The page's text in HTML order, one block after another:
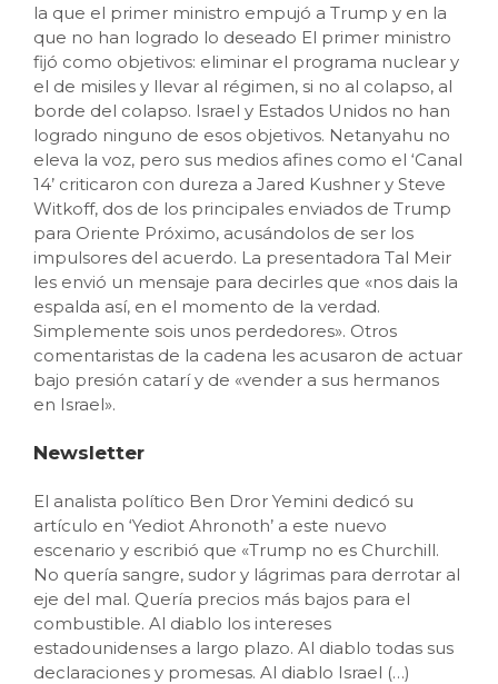
la que el primer ministro empujó a Trump y en la
que no han logrado lo deseado El primer ministro
fijó como objetivos: eliminar el programa nuclear y
el de misiles y llevar al régimen, si no al colapso, al
borde del colapso. Israel y Estados Unidos no han
logrado ninguno de esos objetivos. Netanyahu no
eleva la voz, pero sus medios afines como el ‘Canal
14’ criticaron con dureza a Jared Kushner y Steve
Witkoff, dos de los principales enviados de Trump
para Oriente Próximo, acusándolos de ser los
impulsores del acuerdo. La presentadora Tal Meir
les envió un mensaje para decirles que «nos dais la
espalda así, en el momento de la verdad.
Simplemente sois unos perdedores». Otros
comentaristas de la cadena les acusaron de actuar
bajo presión catarí y de «vender a sus hermanos
en Israel».
Newsletter
El analista político Ben Dror Yemini dedicó su
artículo en ‘Yediot Ahronoth’ a este nuevo
escenario y escribió que «Trump no es Churchill.
No quería sangre, sudor y lágrimas para derrotar al
eje del mal. Quería precios más bajos para el
combustible. Al diablo los intereses
estadounidenses a largo plazo. Al diablo todas sus
declaraciones y promesas. Al diablo Israel (…)